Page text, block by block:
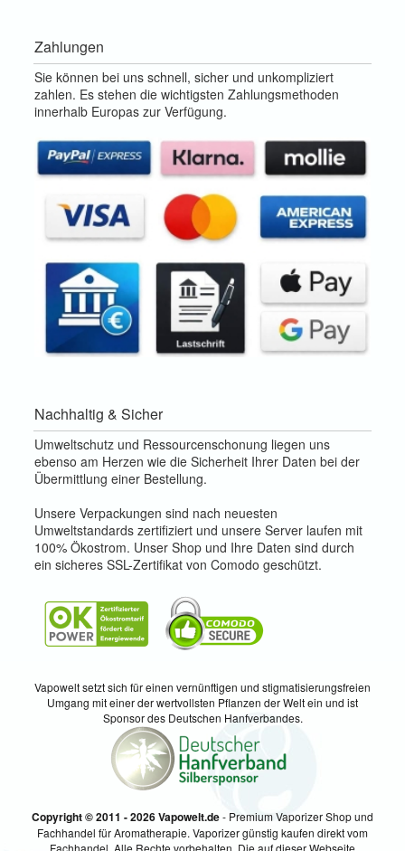
Zahlungen
Sie können bei uns schnell, sicher und unkompliziert
zahlen. Es stehen die wichtigsten Zahlungsmethoden
innerhalb Europas zur Verfügung.
Nachhaltig & Sicher
Umweltschutz und Ressourcenschonung liegen uns
ebenso am Herzen wie die Sicherheit Ihrer Daten bei der
Übermittlung einer Bestellung.
Unsere Verpackungen sind nach neuesten
Umweltstandards zertifiziert und unsere Server laufen mit
100% Ökostrom. Unser Shop und Ihre Daten sind durch
ein sicheres SSL-Zertifikat von Comodo geschützt.
Vapowelt setzt sich für einen vernünftigen und stigmatisierungsfreien
Umgang mit einer der wertvollsten Pflanzen der Welt ein und ist
Sponsor des Deutschen Hanfverbandes.
Copyright © 2011 - 2026 Vapowelt.de- Premium Vaporizer Shop und
Fachhandel für Aromatherapie. Vaporizer günstig kaufen direkt vom
Fachhandel. Alle Rechte vorbehalten. Die auf dieser Webseite